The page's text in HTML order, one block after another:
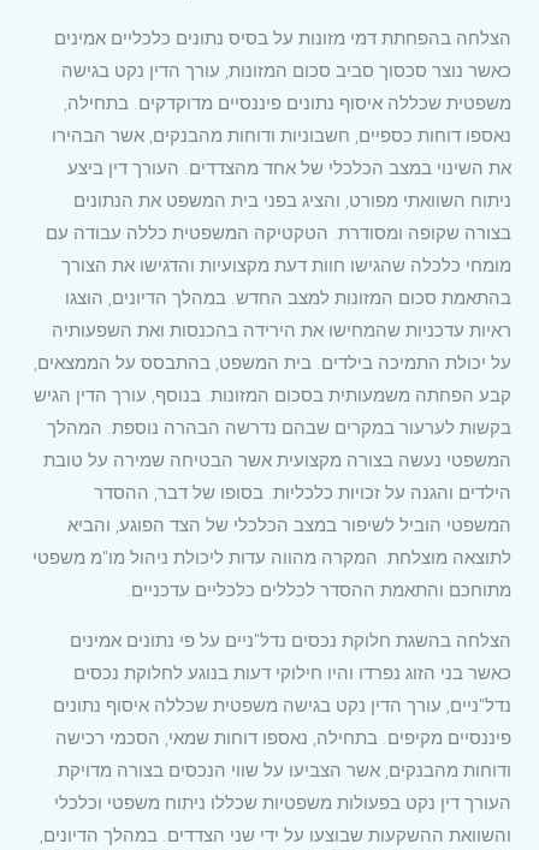
הצלחה בהפחתת דמי מזונות על בסיס נתונים כלכליים אמינים
כאשר נוצר סכסוך סביב סכום המזונות, עורך הדין נקט בגישה
משפטית שכללה איסוף נתונים פיננסיים מדוקדקים. בתחילה,
נאספו דוחות כספיים, חשבוניות ודוחות מהבנקים, אשר הבהירו
את השינוי במצב הכלכלי של אחד מהצדדים. העורך דין ביצע
ניתוח השוואתי מפורט, והציג בפני בית המשפט את הנתונים
בצורה שקופה ומסודרת. הטקטיקה המשפטית כללה עבודה עם
מומחי כלכלה שהגישו חוות דעת מקצועיות והדגישו את הצורך
בהתאמת סכום המזונות למצב החדש. במהלך הדיונים, הוצגו
ראיות עדכניות שהמחישו את הירידה בהכנסות ואת השפעותיה
על יכולת התמיכה בילדים. בית המשפט, בהתבסס על הממצאים,
קבע הפחתה משמעותית בסכום המזונות. בנוסף, עורך הדין הגיש
בקשות לערעור במקרים שבהם נדרשה הבהרה נוספת. המהלך
המשפטי נעשה בצורה מקצועית אשר הבטיחה שמירה על טובת
הילדים והגנה על זכויות כלכליות. בסופו של דבר, ההסדר
המשפטי הוביל לשיפור במצב הכלכלי של הצד הפוגע, והביא
לתוצאה מוצלחת. המקרה מהווה עדות ליכולת ניהול מו"מ משפטי
מתוחכם והתאמת ההסדר לכללים כלכליים עדכניים.
הצלחה בהשגת חלוקת נכסים נדל"ניים על פי נתונים אמינים
כאשר בני הזוג נפרדו והיו חילוקי דעות בנוגע לחלוקת נכסים
נדל"ניים, עורך הדין נקט בגישה משפטית שכללה איסוף נתונים
פיננסיים מקיפים. בתחילה, נאספו דוחות שמאי, הסכמי רכישה
ודוחות מהבנקים, אשר הצביעו על שווי הנכסים בצורה מדויקת.
העורך דין נקט בפעולות משפטיות שכללו ניתוח משפטי וכלכלי
והשוואת ההשקעות שבוצעו על ידי שני הצדדים. במהלך הדיונים,